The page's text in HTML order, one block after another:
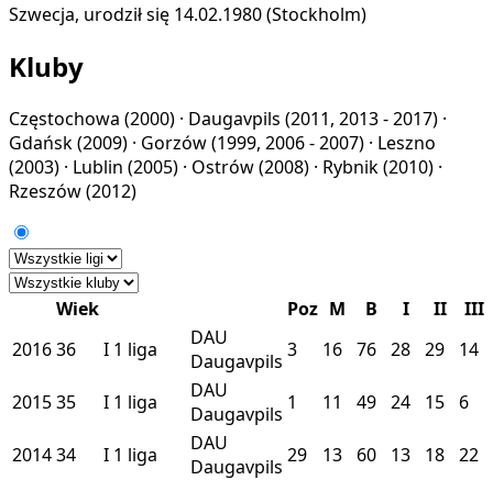
Szwecja, urodził się 14.02.1980 (Stockholm)
Kluby
Częstochowa (2000) · Daugavpils (2011, 2013 - 2017) ·
Gdańsk(2009) · Gorzów(1999, 2006 - 2007) · Leszno
(2003) · Lublin (2005) · Ostrów(2008) · Rybnik(2010) ·
Rzeszów(2012)
Wiek Poz M B I II
III
201636 I 1 liga
DAU
Daugavpils 3 16 76 28 29 14
201535 I 1 liga
DAU
Daugavpils 1 11 49 24 15 6
201434 I 1 liga
DAU
Daugavpils 29 13 60 13 18 22